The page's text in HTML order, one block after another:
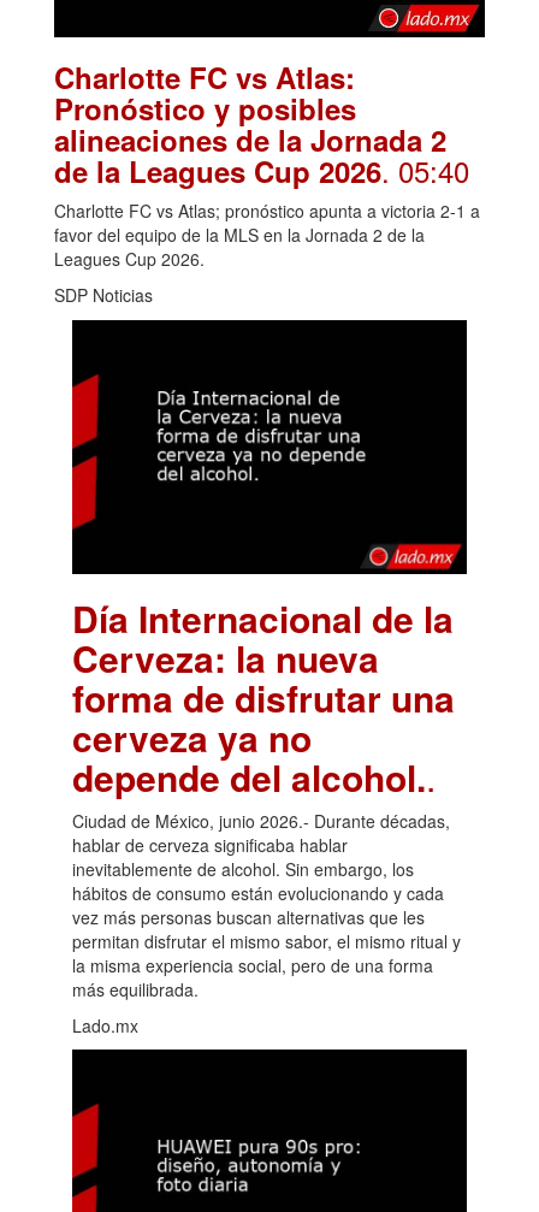
Charlotte FC vs Atlas:
Pronóstico y posibles
alineaciones de la Jornada 2
de la Leagues Cup 2026. 05:40
Charlotte FC vs Atlas; pronóstico apunta a victoria 2-1 a
favor del equipo de la MLS en la Jornada 2 de la
Leagues Cup 2026.
SDP Noticias
Día Internacional de la
Cerveza: la nueva
forma de disfrutar una
cerveza ya no
depende del alcohol..
Ciudad de México, junio 2026.- Durante décadas,
hablar de cerveza significaba hablar
inevitablemente de alcohol. Sin embargo, los
hábitos de consumo están evolucionando y cada
vez más personas buscan alternativas que les
permitan disfrutar el mismo sabor, el mismo ritual y
la misma experiencia social, pero de una forma
más equilibrada.
Lado.mx